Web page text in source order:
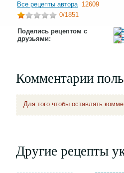
Все рецепты автора 12609
0/1851
Поделись рецептом с
друзьями:
Комментарии
Для того чтобы оставлять
Другие рецепты